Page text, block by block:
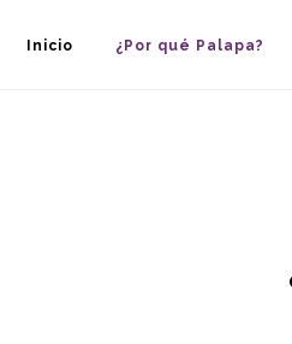
Inicio ¿Por qué Palapa?